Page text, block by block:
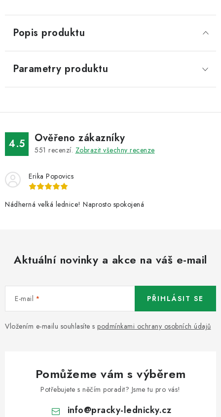
Popis produktu
Parametry produktu
4.5 Ověřeno zákazníky
551 recenzí. Zobrazit všechny recenze
Erika Popovics
Nádherná velká lednice! Naprosto spokojená
Aktuální novinky a akce na váš e-mail
E-mail
Vložením e-mailu souhlasíte s podmínkami ochrany osobních údajů
PŘIHLÁSIT SE
Pomůžeme vám s výběrem
Potřebujete s něčím poradit? Jsme tu pro vás!
info@pracky-lednicky.cz